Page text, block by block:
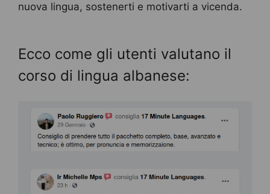
nuova lingua, sostenerti e motivarti a vicenda.
Ecco come gli utenti valutano il
corso di lingua albanese: